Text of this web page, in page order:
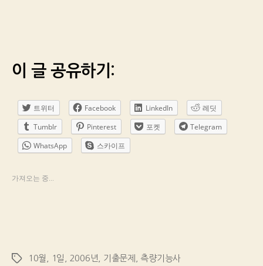
이 글 공유하기:
트위터 Facebook LinkedIn
레딧
Tumblr
Pinterest 포켓
Telegram
WhatsApp
스카이프
가져오는 중...
Tags 10월 1일 2006년 기출문제 측량기능사